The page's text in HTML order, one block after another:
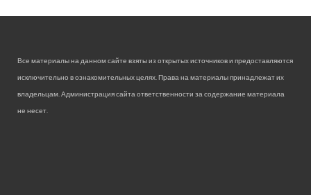
Все материалы на данном сайте взяты из открытых источников и предоставляются
исключительно в ознакомительных целях. Права на материалы принадлежат их
владельцам. Администрация сайта ответственности за содержание материала
не несет.